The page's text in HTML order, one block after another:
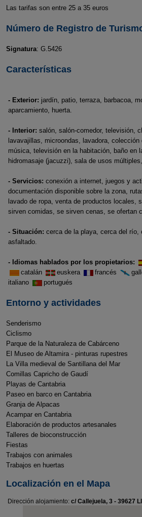
Las tarifas son entre 25 a 35 euros
Número de Registro de
Signatura: G.5426
Características
- Exterior: jardín, patio, terraza, barbacoa,
aparcamiento, huerta.
- Interior: salón, salón-comedor, televisión,
lavavajillas, microondas, lavadora, colección
música, televisión en la habitación, baño en
hidromasaje (jacuzzi), sala de usos
- Servicios: conexión a internet, juegos y
documentación disponible sobre la zona,
lavado de ropa, venta de productos locales,
sirven comidas, se sirven cenas, se ofertan
- Situación: cerca de la playa, cerca del río,
asfaltado.
- Idiomas hablados por los propietarios:
catalán
euskera francés
italiano
portugués
Entorno y actividades
Senderismo
Ciclismo
Parque de la Naturaleza de Cabárceno
El Museo de Altamira - pinturas rupestres
La Villa medieval de Santillana del Mar
Comillas Capricho de Gaudí
Playas de Cantabria
Paseo en barco en Cantabria
Granja de Alpacas
Acampar en Cantabria
Elaboración de productos artesanales
Talleres de bioconstrucción
Fiestas
Trabajos con animales
Trabajos en huertas
Localización en el Mapa
Dirección alojamiento: c/ Callejuela, 3 - 39627